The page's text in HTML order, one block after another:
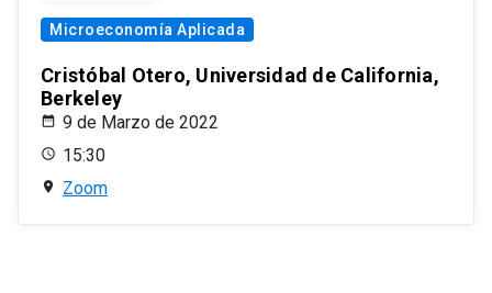
Microeconomía Aplicada
Cristóbal Otero, Universidad de California,
Berkeley
9 de Marzo de 2022
15:30
Zoom